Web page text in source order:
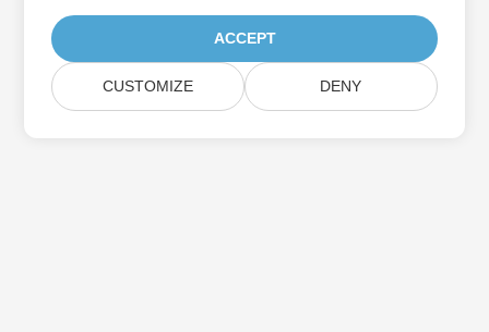
ACCEPT
CUSTOMIZE DENY